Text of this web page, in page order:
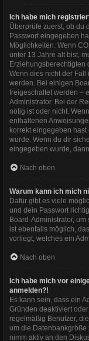
Ich habe mich
Überprüfe zuerst, ob du
Passwort eingegeben
Möglichkeiten. Wenn
unter 13 Jahre alt bist,
Erziehungsberechtigten
Wenn dies nicht der Fall
werden. Bei einigen
freigeschaltet werden –
Administrator. Bei der
nötig ist oder nicht.
enthaltenen
korrekt eingegeben
wurde. Wenn du dir
eingegeben wurde,
Nach oben
Warum kann ich mich
Dafür gibt es viele
und dein Passwort
Board-Administrator,
ist ebenfalls möglich,
vorliegt, welches ein
Nach oben
Ich habe mich vor
anmelden?!
Es kann sein, dass ein
Gründen deaktiviert
regelmäßig Benutzer,
um die
nimm aktiv an den